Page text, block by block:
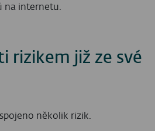
na internetu.
rizikem již ze své
několik rizik.